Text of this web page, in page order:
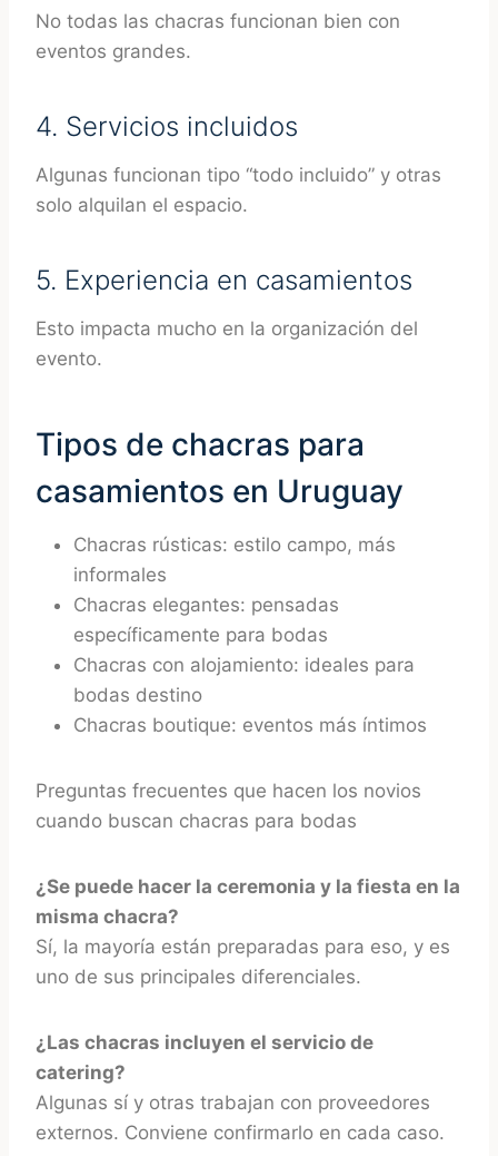
No todas las chacras funcionan bien con
eventos grandes.
4. Servicios incluidos
Algunas funcionan tipo “todo incluido” y otras
solo alquilan el espacio.
5. Experiencia en casamientos
Esto impacta mucho en la organización del
evento.
Tipos de chacras para
casamientos en Uruguay
Chacras rústicas: estilo campo, más
informales
Chacras elegantes: pensadas
específicamente para bodas
Chacras con alojamiento: ideales para
bodas destino
Chacras boutique: eventos más íntimos
Preguntas frecuentes que hacen los novios
cuando buscan chacras para bodas
¿Se puede hacer la ceremonia y la fiesta en la
misma chacra?
Sí, la mayoría están preparadas para eso, y es
uno de sus principales diferenciales.
¿Las chacras incluyen el servicio de
catering?
Algunas sí y otras trabajan con proveedores
externos. Conviene confirmarlo en cada caso.